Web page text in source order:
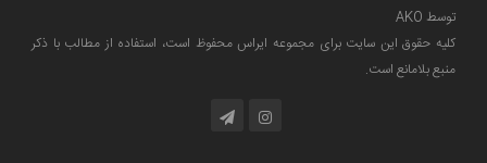
توسط AKO
كليه حقوق این سایت برای مجموعه ایراس محفوظ است، استفاده از مطالب با ذكر
منبع بلامانع است.